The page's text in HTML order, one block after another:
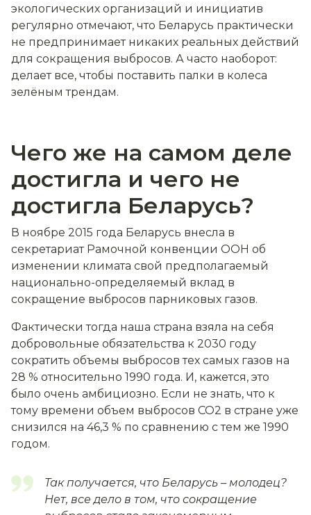
экологических организаций и инициатив
регулярно отмечают, что Беларусь практически
не предпринимает никаких реальных действий
для сокращения выбросов. А часто наоборот:
делает все, чтобы поставить палки в колеса
зелёным трендам.
Чего же на самом деле
достигла и чего не
достигла Беларусь?
В ноябре 2015 года Беларусь внесла в
секретариат Рамочной конвенции ООН об
изменении климата свой предполагаемый
национально-определяемый вклад в
сокращение выбросов парниковых газов.
Фактически тогда наша страна взяла на себя
добровольные обязательства к 2030 году
сократить объемы выбросов тех самых газов на
28 % относительно 1990 года. И, кажется, это
было очень амбициозно. Если не знать, что к
тому времени объем выбросов СО2 в стране уже
снизился на 46,3 % по сравнению с тем же 1990
годом.
Так получается, что Беларусь – молодец?
Нет, все дело в том, что сокращение